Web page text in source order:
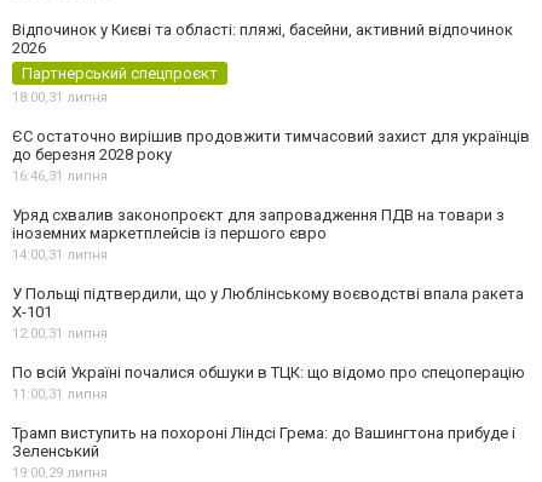
Відпочинок у Києві та області: пляжі, басейни, активний відпочинок
2026
Партнерський спецпроєкт
18:00,31 липня
ЄС остаточно вирішив продовжити тимчасовий захист для українців
до березня 2028 року
16:46,31 липня
Уряд схвалив законопроєкт для запровадження ПДВ на товари з
іноземних маркетплейсів із першого євро
14:00,31 липня
У Польщі підтвердили, що у Люблінському воєводстві впала ракета
Х-101
12:00,31 липня
По всій Україні почалися обшуки в ТЦК: що відомо про спецоперацію
11:00,31 липня
Трамп виступить на похороні Ліндсі Грема: до Вашингтона прибуде і
Зеленський
19:00,29 липня